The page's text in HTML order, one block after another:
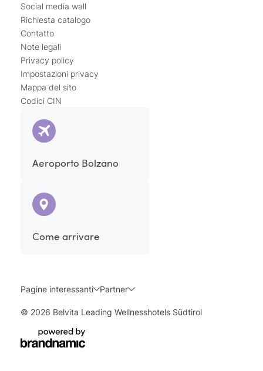
Social media wall
Richiesta catalogo
Contatto
Note legali
Privacy policy
Impostazioni privacy
Mappa del sito
Codici CIN
Aeroporto Bolzano
Come arrivare
Pagine interessanti Partner
© 2026 Belvita Leading Wellnesshotels Südtirol